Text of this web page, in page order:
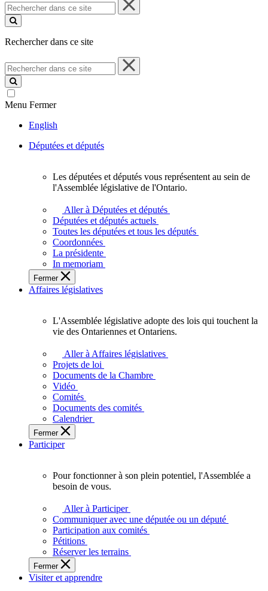
dans
ce
Rechercher dans ce site
Rechercher
dans
ce
site
Menu Fermer
English
Députées et députés
députés
vous
représentent
sein
de
l'Assemblée
législative
l'Ontario.
Les députées et députés vous représentent au sein de
l'Assemblée législative de l'Ontario.
Aller à Députées et députés
Députées et députés actuels
Toutes les députées et tous les députés
Coordonnées
La présidente
In memoriam
Fermer
Affaires législatives
L'Assemblée
adopte
touchent
des
Ontariennes
et
L'Assemblée législative adopte des lois qui touchent la
vie des Ontariennes et Ontariens.
Aller à Affaires législatives
Projets de loi
Documents de la Chambre
Vidéo
Comités
Documents des comités
Calendrier
Fermer
Participer
plein
potentiel,
l'Assemblée
a
besoin
de
Pour fonctionner à son plein potentiel, l'Assemblée a
besoin de vous.
Aller à Participer
Communiquer avec une députée ou un député
Participation aux comités
Pétitions
Réserver les terrains
Fermer
Visiter et apprendre